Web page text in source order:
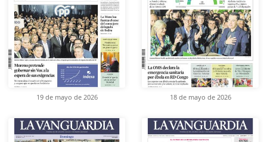
19 de mayo de 2026 18 de mayo de 2026